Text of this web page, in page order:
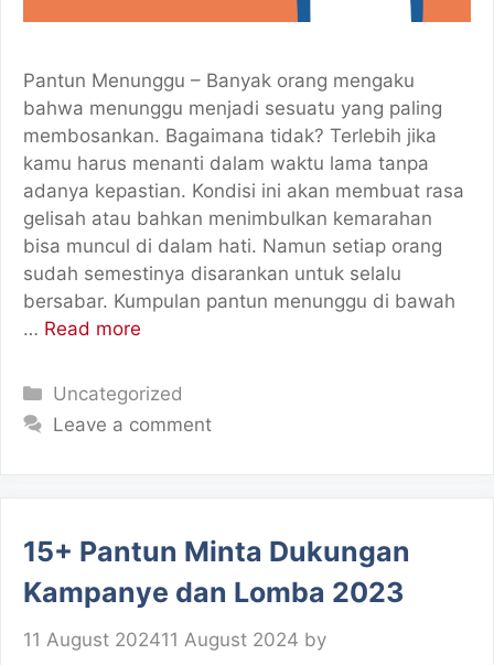
Pantun Menunggu – Banyak orang mengaku
bahwa menunggu menjadi sesuatu yang paling
membosankan. Bagaimana tidak? Terlebih jika
kamu harus menanti dalam waktu lama tanpa
adanya kepastian. Kondisi ini akan membuat rasa
gelisah atau bahkan menimbulkan kemarahan
bisa muncul di dalam hati. Namun setiap orang
sudah semestinya disarankan untuk selalu
bersabar. Kumpulan pantun menunggu di bawah
… Read more
Categories
Uncategorized
Leave a comment
15+ Pantun Minta Dukungan
Kampanye dan Lomba 2023
11 August 202411 August 2024 by